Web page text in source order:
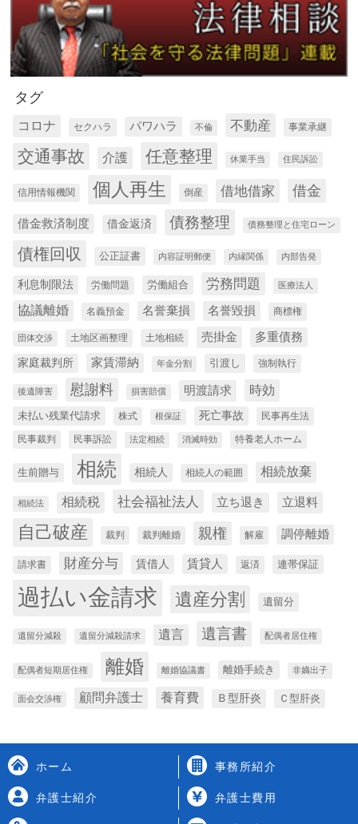
タグ
コロナ セクハラ パワハラ 不倫 不動産 事業承継
交通事故 介護 任意整理 休業手当 住民訴訟
信用情報機関 個人再生 倒産 借地借家 借金
借金救済制度 借金返済 債務整理 債務整理と住宅ローン
債権回収 公正証書 内容証明郵便 内縁関係 内部告発
利息制限法 労働問題 労働組合 労務問題 医療法人
協議離婚 名義預金 名誉棄損 名誉毀損 商標権
団体交渉 土地区画整理 土地相続 売掛金 多重債務
家庭裁判所 家賃滞納 年金分割 引渡し 強制執行
後遺障害 慰謝料 損害賠償 明渡請求 時効
未払い残業代請求 株式 根保証 死亡事故 民事再生法
民事裁判 民事訴訟 法定相続 消滅時効 特養老人ホーム
生前贈与 相続 相続人 相続人の範囲 相続放棄
相続法 相続税 社会福祉法人 立ち退き 立退料
自己破産 裁判 裁判離婚 親権 解雇 調停離婚
請求書 財産分与 賃借人 賃貸人 返済 連帯保証
過払い金請求 遺産分割 遺留分
遺留分減殺 遺留分減殺請求 遺言 遺言書 配偶者居住権
配偶者短期居住権 離婚 離婚協議書 離婚手続き 非嫡出子
面会交渉権 顧問弁護士 養育費 Ｂ型肝炎 Ｃ型肝炎
ホーム 事務所紹介
弁護士紹介 弁護士費用